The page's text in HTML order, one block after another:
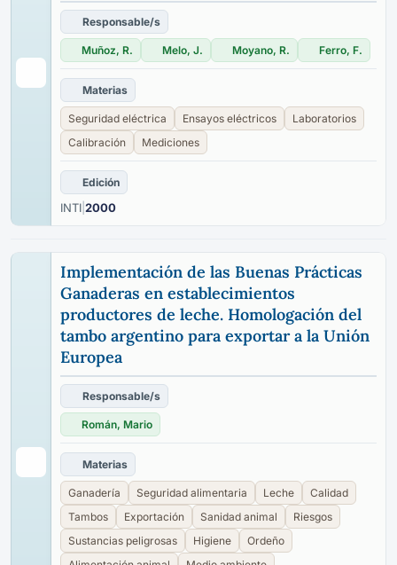
Responsable/s
Muñoz, R. Melo, J. Moyano, R. Ferro, F.
Materias
Seguridad eléctrica Ensayos eléctricos
Laboratorios
Calibración
Mediciones
Edición
INTI 2000
Implementación de las Buenas Prácticas
Ganaderas en establecimientos
productores de leche. Homologación del
tambo argentino para exportar a la Unión
Europea
Responsable/s
Román, Mario
Materias
Ganadería Seguridad alimentaria Leche
Calidad
Tambos
Exportación Sanidad animal
Riesgos
Sustancias peligrosas
Higiene
Ordeño